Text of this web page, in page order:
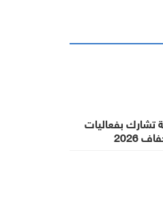
تشارك بفعاليات
2026